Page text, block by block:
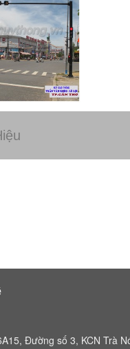
Đường số 3, KCN Trà